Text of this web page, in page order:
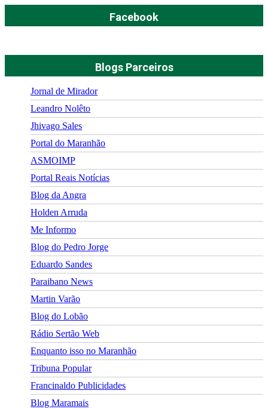
Facebook
Blogs Parceiros
Jornal de Mirador
Leandro Nolêto
Jhivago Sales
Portal do Maranhão
ASMOIMP
Portal Reais Notí­cias
Blog da Angra
Holden Arruda
Me Informo
Blog do Pedro Jorge
Eduardo Sandes
Paraibano News
Martin Varão
Blog do Lobão
Rádio Sertão Web
Enquanto isso no Maranhão
Tribuna Popular
Francinaldo Publicidades
Blog Maramais